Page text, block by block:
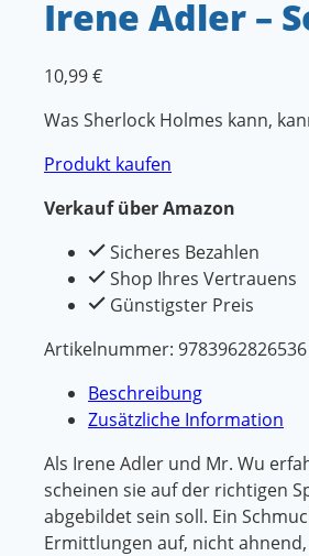
Irene Adler –
10,99€
Was Sherlock Holmes kann,
Produkt kaufen
Verkauf über Amazon
Sicheres Bezahlen
Shop Ihres Vertrauens
Günstigster Preis
Artikelnummer: 9783962826536
Beschreibung
Zusätzliche Information
Als Irene Adler und Mr. Wu
scheinen sie auf der richtigen
abgebildet sein soll. Ein
Ermittlungen auf, nicht